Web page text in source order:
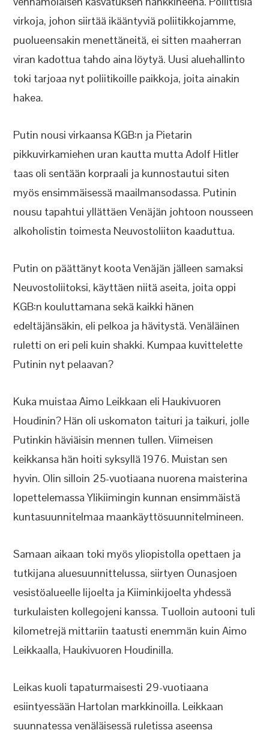
virkoja, johon siirtää ikääntyviä poliitikkojamme,
puolueensakin menettäneitä, ei sitten maaherran
viran kadottua tahdo aina löytyä. Uusi aluehallinto
toki tarjoaa nyt poliitikoille paikkoja, joita ainakin
hakea.
Putin nousi virkaansa KGB:n ja Pietarin
pikkuvirkamiehen uran kautta mutta Adolf Hitler
taas oli sentään korpraali ja kunnostautui siten
myös ensimmäisessä maailmansodassa. Putinin
nousu tapahtui yllättäen Venäjän johtoon nousseen
alkoholistin toimesta Neuvostoliiton kaaduttua.
Putin on päättänyt koota Venäjän jälleen samaksi
Neuvostoliitoksi, käyttäen niitä aseita, joita oppi
KGB:n kouluttamana sekä kaikki hänen
edeltäjänsäkin, eli pelkoa ja hävitystä. Venäläinen
ruletti on eri peli kuin shakki. Kumpaa kuvittelette
Putinin nyt pelaavan?
Kuka muistaa Aimo Leikkaan eli Haukivuoren
Houdinin? Hän oli uskomaton taituri ja taikuri, jolle
Putinkin häviäisin mennen tullen. Viimeisen
keikkansa hän hoiti syksyllä 1976. Muistan sen
hyvin. Olin silloin 25-vuotiaana nuorena maisterina
lopettelemassa Ylikiimingin kunnan ensimmäistä
kuntasuunnitelmaa maankäyttösuunnitelmineen.
Samaan aikaan toki myös yliopistolla opettaen ja
tutkijana aluesuunnittelussa, siirtyen Ounasjoen
vesistöalueelle Iijoelta ja Kiiminkijoelta yhdessä
turkulaisten kollegojeni kanssa. Tuolloin autooni tuli
kilometrejä mittariin taatusti enemmän kuin Aimo
Leikkaalla, Haukivuoren Houdinilla.
Leikas kuoli tapaturmaisesti 29-vuotiaana
esiintyessään Hartolan markkinoilla. Leikkaan
suunnatessa venäläisessä ruletissa aseensa